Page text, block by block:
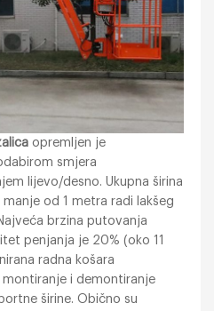
opremljen je
smjera
lijevo/desno. Ukupna širina
od 1 metra radi lakšeg
brzina putovanja
penjanja je 20% (oko 11
radna košara
i demontiranje
širine. Obično su